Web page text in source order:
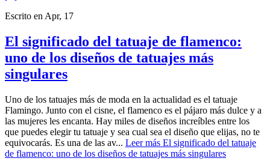
Escrito en Apr, 17
El significado del tatuaje de flamenco:
uno de los diseños de tatuajes más
singulares
Uno de los tatuajes más de moda en la actualidad es el tatuaje
Flamingo. Junto con el cisne, el flamenco es el pájaro más dulce y a
las mujeres les encanta. Hay miles de diseños increíbles entre los
que puedes elegir tu tatuaje y sea cual sea el diseño que elijas, no te
equivocarás. Es una de las av... Leer más El significado del tatuaje
de flamenco: uno de los diseños de tatuajes más singulares